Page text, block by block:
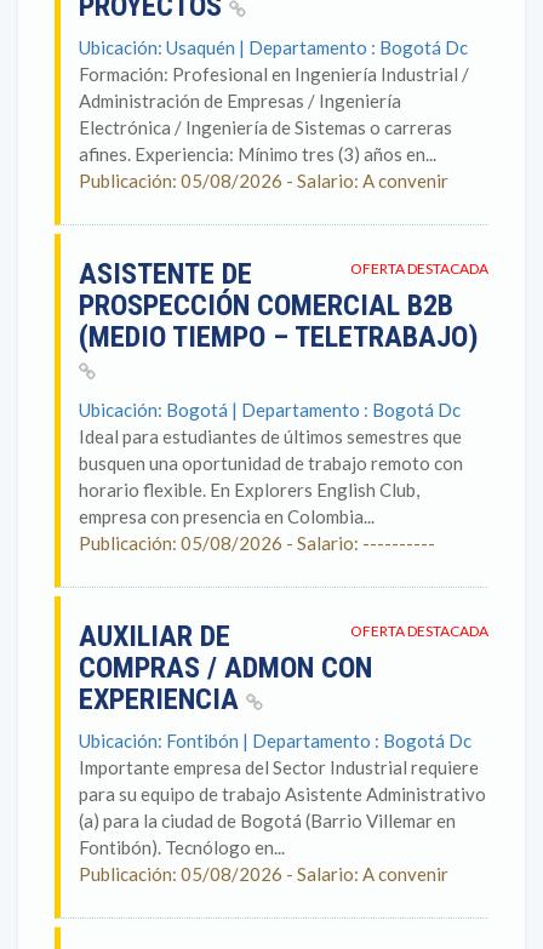
Ubicación: Usaquén | Departamento : Bogotá Dc
Formación: Profesional en Ingeniería Industrial /
Administración de Empresas / Ingeniería
Electrónica / Ingeniería de Sistemas o carreras
afines. Experiencia: Mínimo tres (3) años en...
Publicación: 05/08/2026 - Salario: A convenir
OFERTA DESTACADA
ASISTENTE DE
PROSPECCIÓN COMERCIAL B2B
(MEDIO TIEMPO – TELETRABAJO)
Ubicación: Bogotá | Departamento : Bogotá Dc
Ideal para estudiantes de últimos semestres que
busquen una oportunidad de trabajo remoto con
horario flexible. En Explorers English Club,
empresa con presencia en Colombia...
Publicación: 05/08/2026 - Salario: ----------
OFERTA DESTACADA
AUXILIAR DE
COMPRAS / ADMON CON
EXPERIENCIA
Ubicación: Fontibón | Departamento : Bogotá Dc
Importante empresa del Sector Industrial requiere
para su equipo de trabajo Asistente Administrativo
(a) para la ciudad de Bogotá (Barrio Villemar en
Fontibón). Tecnólogo en...
Publicación: 05/08/2026 - Salario: A convenir